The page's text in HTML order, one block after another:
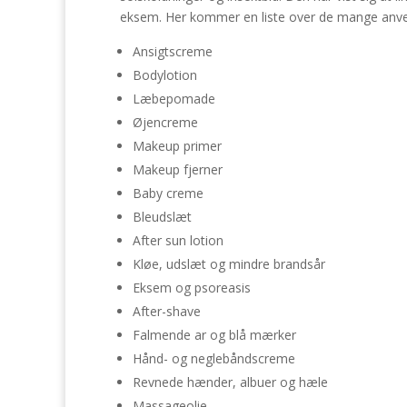
eksem. Her kommer en liste over de mange
Ansigtscreme
Bodylotion
Læbepomade
Øjencreme
Makeup primer
Makeup fjerner
Baby creme
Bleudslæt
After sun lotion
Kløe, udslæt og mindre brandsår
Eksem og psoreasis
After-shave
Falmende ar og blå mærker
Hånd- og neglebåndscreme
Revnede hænder, albuer og hæle